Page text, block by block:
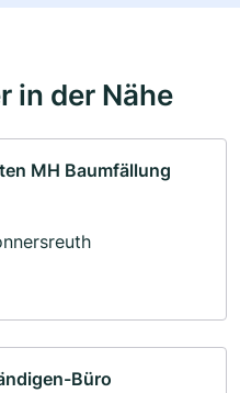
in der Nähe
MH Baumfällung
Büro